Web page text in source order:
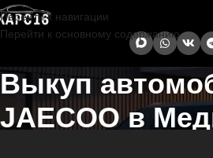
Перейти к навигации
Перейти к основному содержанию
Выкуп
JAECOO в